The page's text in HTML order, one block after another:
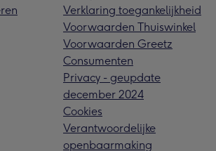
Verklaring toegankelijkheid
Voorwaarden Thuiswinkel
Voorwaarden Greetz
Consumenten
Privacy - geupdate
december 2024
Cookies
Verantwoordelijke
openbaarmaking